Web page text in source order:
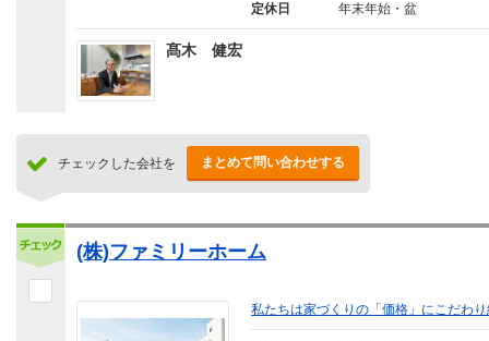
定休日 年末年始・盆
髙木 健宏
チェックした会社を まとめて問い合わせする
(株)ファミリーホーム
私たちは家づくりの「価格」にこだわ